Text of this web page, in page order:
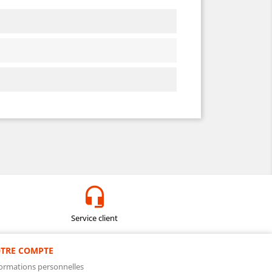
Service client
COMPTE
personnelles